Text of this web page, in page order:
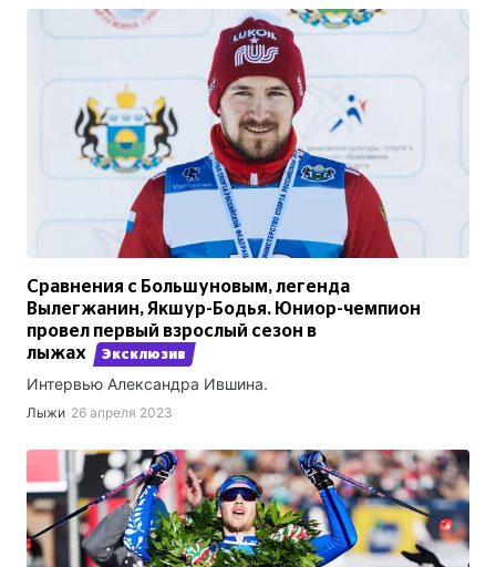
Сравнения с Большуновым, легенда
Вылегжанин, Якшур-Бодья. Юниор-чемпион
провел первый взрослый сезон в
лыжах
Эксклюзив
Интервью Александра Ившина.
Лыжи 26 апреля 2023